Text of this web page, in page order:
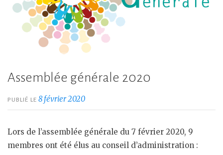
Assemblée générale 2020
PUBLIÉ LE 8 février 2020
Lors de l’assemblée générale du 7 février 2020, 9
membres ont été élus au conseil d’administration :